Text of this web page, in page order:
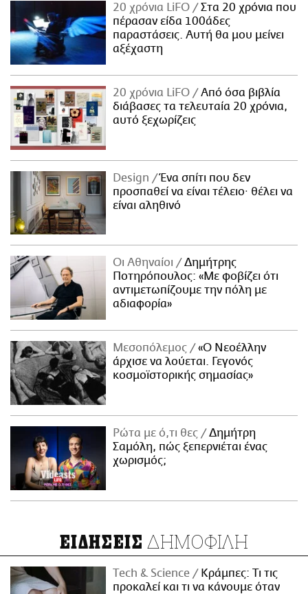
20 χρόνια LiFO
Στα 20 χρόνια που
πέρασαν είδα 100άδες
παραστάσεις. Αυτή θα μου μείνει
αξέχαστη
20 χρόνια LiFO
Από όσα βιβλία
διάβασες τα τελευταία 20 χρόνια,
αυτό ξεχωρίζεις
Design
Ένα σπίτι που δεν
προσπαθεί να είναι τέλειο· θέλει να
είναι αληθινό
Οι Αθηναίοι
Δημήτρης
Ποτηρόπουλος: «Με φοβίζει ότι
αντιμετωπίζουμε την πόλη με
αδιαφορία»
Μεσοπόλεμος
«Ο Νεοέλλην
άρχισε να λούεται. Γεγονός
κοσμοϊστορικής σημασίας»
Ρώτα με ό,τι θες
Δημήτρη
Σαμόλη, πώς ξεπερνιέται ένας
χωρισμός;
ΕΙΔΗΣΕΙΣ ΔΗΜΟΦΙΛΗ
Τech & Science
Κράμπες: Τι τις
προκαλεί και τι να κάνουμε όταν